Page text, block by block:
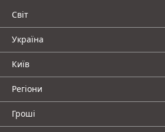
Світ
Україна
Київ
Регіони
Гроші